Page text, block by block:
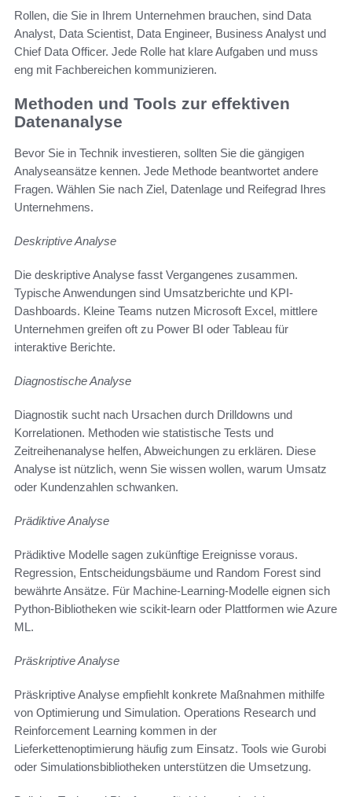
Rollen, die Sie in Ihrem Unternehmen brauchen, sind Data
Analyst, Data Scientist, Data Engineer, Business Analyst und
Chief Data Officer. Jede Rolle hat klare Aufgaben und muss
eng mit Fachbereichen kommunizieren.
Methoden und Tools zur effektiven
Datenanalyse
Bevor Sie in Technik investieren, sollten Sie die gängigen
Analyseansätze kennen. Jede Methode beantwortet andere
Fragen. Wählen Sie nach Ziel, Datenlage und Reifegrad Ihres
Unternehmens.
Deskriptive Analyse
Die deskriptive Analyse fasst Vergangenes zusammen.
Typische Anwendungen sind Umsatzberichte und KPI-
Dashboards. Kleine Teams nutzen Microsoft Excel, mittlere
Unternehmen greifen oft zu Power BI oder Tableau für
interaktive Berichte.
Diagnostische Analyse
Diagnostik sucht nach Ursachen durch Drilldowns und
Korrelationen. Methoden wie statistische Tests und
Zeitreihenanalyse helfen, Abweichungen zu erklären. Diese
Analyse ist nützlich, wenn Sie wissen wollen, warum Umsatz
oder Kundenzahlen schwanken.
Prädiktive Analyse
Prädiktive Modelle sagen zukünftige Ereignisse voraus.
Regression, Entscheidungsbäume und Random Forest sind
bewährte Ansätze. Für Machine-Learning-Modelle eignen sich
Python-Bibliotheken wie scikit-learn oder Plattformen wie Azure
ML.
Präskriptive Analyse
Präskriptive Analyse empfiehlt konkrete Maßnahmen mithilfe
von Optimierung und Simulation. Operations Research und
Reinforcement Learning kommen in der
Lieferkettenoptimierung häufig zum Einsatz. Tools wie Gurobi
oder Simulationsbibliotheken unterstützen die Umsetzung.